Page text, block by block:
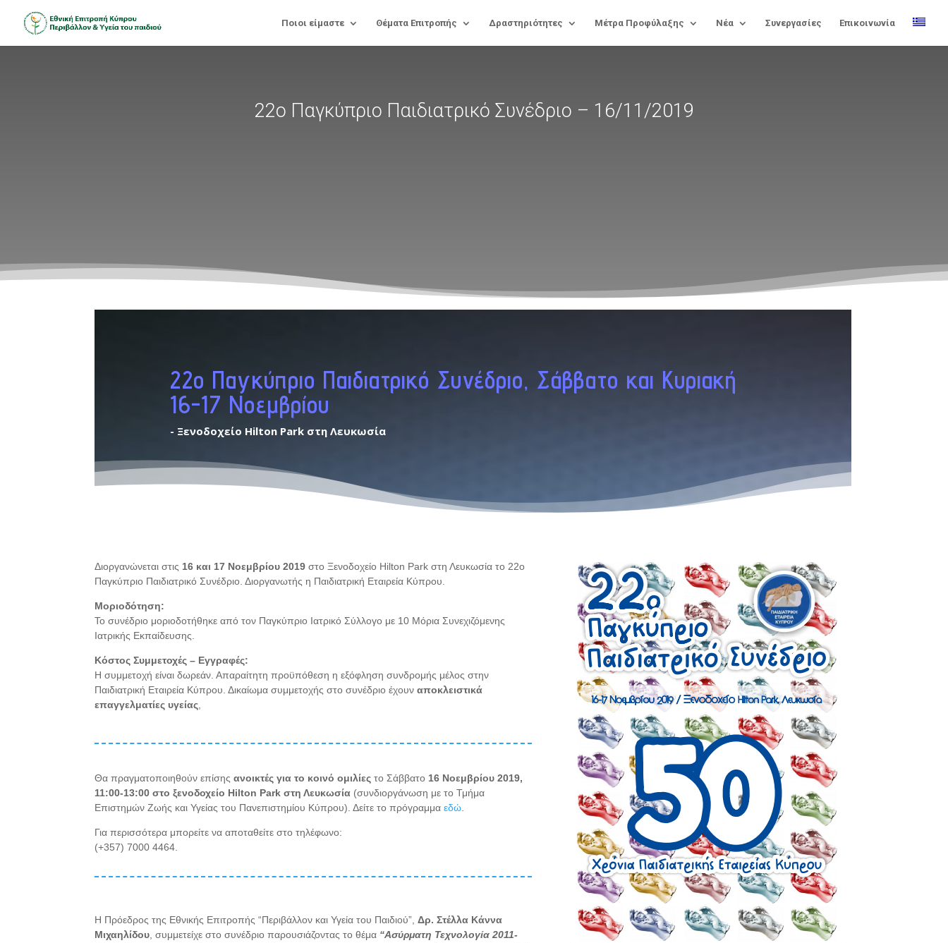
Ποιοι είμαστε Θέματα Επιτροπής Δραστηριότητες Μέτρα Προφύλαξης Νέα Συνεργασίες Επικοινωνία
22ο Παγκύπριο Παιδιατρικό Συνέδριο – 16/11/2019
22ο Παγκύπριο Παιδιατρικό Συνέδριο, Σάββατο και Κυριακή
16-17 Νοεμβρίου
- Ξενοδοχείο Hilton Park στη Λευκωσία
Διοργανώνεται στις 16 και 17 Νοεμβρίου 2019 στο Ξενοδοχείο Hilton Park στη Λευκωσία το 22ο
Παγκύπριο Παιδιατρικό Συνέδριο. Διοργανωτής η Παιδιατρική Εταιρεία Κύπρου.
Μοριοδότηση:
Το συνέδριο μοριοδοτήθηκε από τον Παγκύπριο Ιατρικό Σύλλογο με 10 Μόρια Συνεχιζόμενης
Ιατρικής Εκπαίδευσης.
Κόστος Συμμετοχές – Εγγραφές:
Η συμμετοχή είναι δωρεάν. Απαραίτητη προϋπόθεση η εξόφληση συνδρομής μέλος στην
Παιδιατρική Εταιρεία Κύπρου. Δικαίωμα συμμετοχής στο συνέδριο έχουναποκλειστικά
επαγγελματίες υγείας
Θα πραγματοποιηθούν επίσηςανοικτές για το κοινό ομιλίες το Σάββατο 16 Νοεμβρίου 2019,
11:00-13:00 στο ξενοδοχείο Hilton Park στη Λευκωσία (συνδιοργάνωση με το Τμήμα
Επιστημών Ζωής και Υγείας του Πανεπιστημίου Κύπρου). Δείτε το πρόγραμμα εδώ
Για περισσότερα μπορείτε να αποταθείτε στο τηλέφωνο:
(+357) 7000 4464.
Η Πρόεδρος της Εθνικής Επιτροπής “Περιβάλλον και Υγεία του Παιδιού”,Δρ. Στέλλα Κάννα
Μιχαηλίδου , συμμετείχε στο συνέδριο παρουσιάζοντας το θέμα “Ασύρματη Τεχνολογία 2011-